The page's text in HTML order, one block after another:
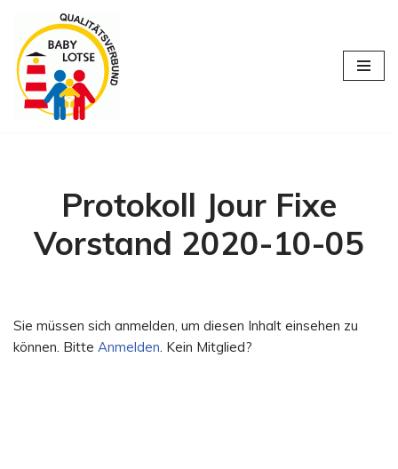
Zum
Inhalt
springen
Protokoll Jour Fixe
Vorstand 2020-10-05
Sie müssen sich anmelden, um diesen Inhalt einsehen zu
können. Bitte Anmelden. Kein Mitglied?